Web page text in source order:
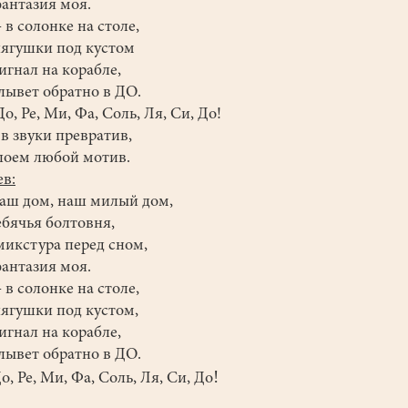
моя.
солонке на столе,
под кустом
на корабле,
обратно в ДО.
Ми, Фа, Соль, Ля, Си, До!
звуки превратив,
любой мотив.
дом, наш милый дом,
болтовня,
перед сном,
моя.
солонке на столе,
под кустом,
на корабле,
обратно в ДО.
Ми, Фа, Соль, Ля, Си, До!